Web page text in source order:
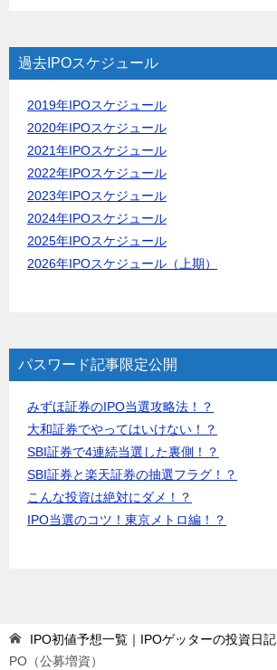
過去IPOスケジュール
2019年IPOスケジュール
2020年IPOスケジュール
2021年IPOスケジュール
2022年IPOスケジュール
2023年IPOスケジュール
2024年IPOスケジュール
2025年IPOスケジュール
2026年IPOスケジュール（上期）
パスワード記事限定公開
みずほ証券のIPO当選攻略法！？
大和証券でやってはいけない！？
SBI証券で4連続当選した裏側！？
SBI証券と楽天証券の抽選フラグ！？
こんな投資は絶対にダメ！？
IPO当選のコツ！東京メトロ編！？
IPO初値予想一覧｜IPOゲッターの投資日記
PO（公募増資）